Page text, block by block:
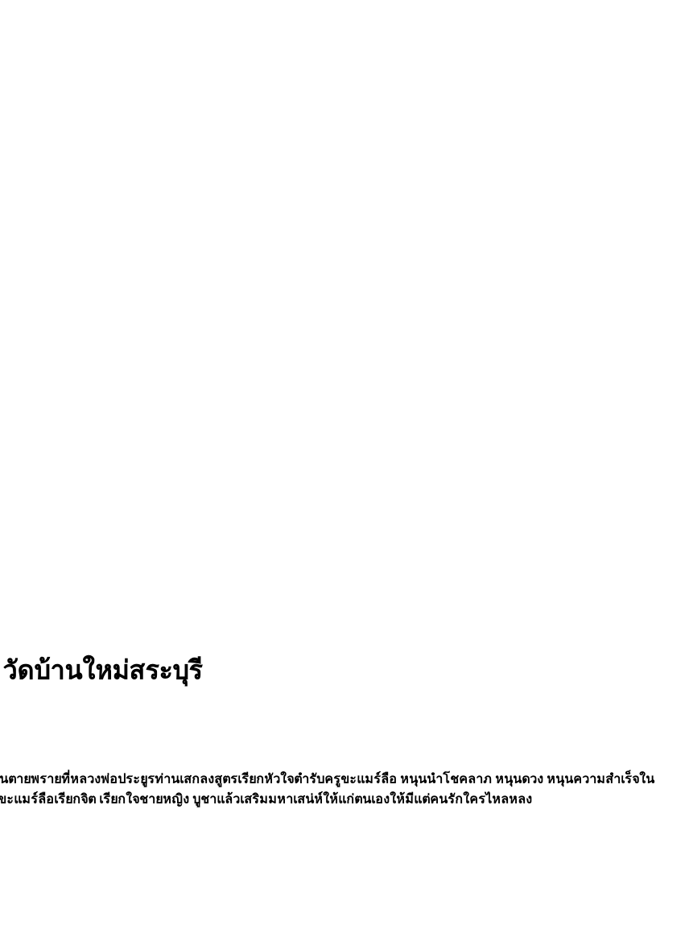
ดบ้านใหม่สระบุรี
ายพรายที่หลวงพ่อประยูรท่านเสกลงสูตรเรียกหัวใจตำรับครูขะแมร์ลือ หนุนนำโชคลาภ หนุนดวง หนุนความสำเร็จใน
แมร์ลือเรียกจิต เรียกใจชายหญิง บูชาแล้วเสริมมหาเสน่ห์ให้แก่ตนเองให้มีแต่คนรักใครไหลหลง